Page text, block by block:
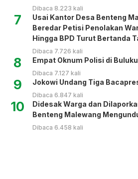
Dibaca 8.223 kali
7
Usai Kantor Desa Benteng
Beredar Petisi Penolakan
Hingga BPD Turut Bertanda
Dibaca 7.726 kali
8 Empat Oknum Polisi di
Dibaca 7.127 kali
9 Jokowi Undang Tiga
Dibaca 6.847 kali
10
Didesak Warga dan
Benteng Malewang
Dibaca 6.458 kali